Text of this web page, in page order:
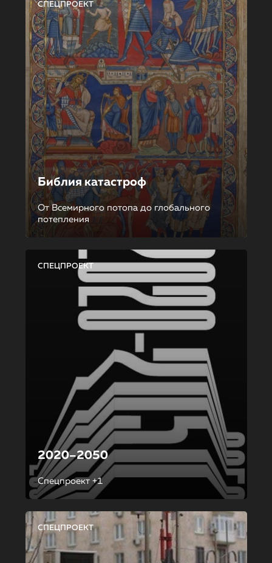
СПЕЦПРОЕКТ
Библия катастроф
От Всемирного потопа до глобального
потепления
СПЕЦПРОЕКТ
2020–2050
Спецпроект +1
СПЕЦПРОЕКТ